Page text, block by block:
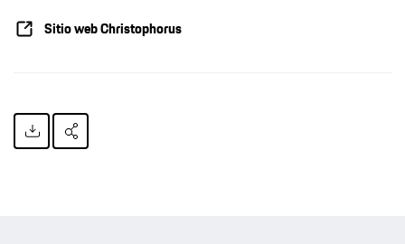
Sitio web Christophorus